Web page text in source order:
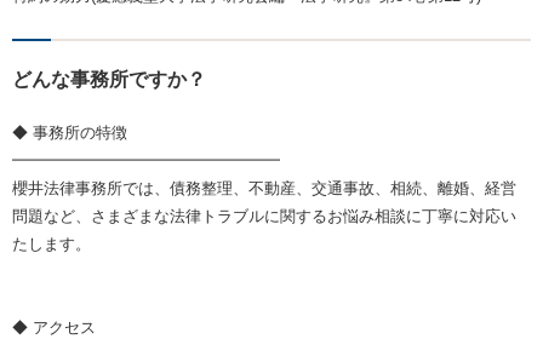
どんな事務所ですか？
◆ 事務所の特徴
━━━━━━━━━━━━━━━━━
櫻井法律事務所では、債務整理、不動産、交通事故、相続、離婚、経営
問題など、さまざまな法律トラブルに関するお悩み相談に丁寧に対応い
たします。
◆ アクセス